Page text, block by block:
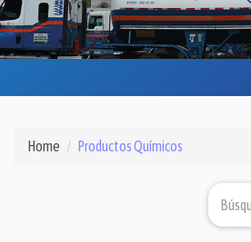
Home Productos Químicos